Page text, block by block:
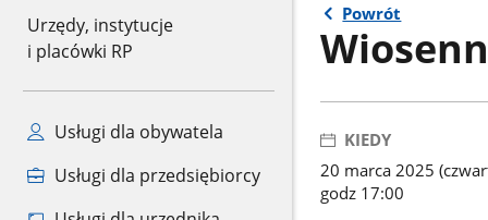
Urzędy, instytucje
i placówki RP
Usługi dla obywatela
Usługi dla przedsiębiorcy
Powrót
KIEDY
20 marca 2025
godz 17:00